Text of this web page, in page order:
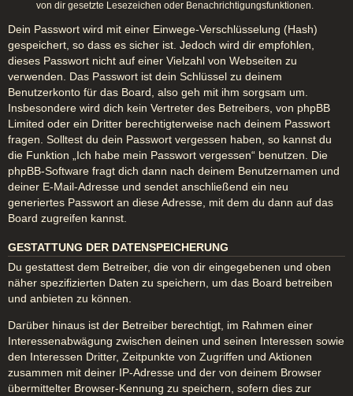
von dir gesetzte Lesezeichen oder Benachrichtigungsfunktionen.
Dein Passwort wird mit einer Einwege-Verschlüsselung (Hash)
gespeichert, so dass es sicher ist. Jedoch wird dir empfohlen,
dieses Passwort nicht auf einer Vielzahl von Webseiten zu
verwenden. Das Passwort ist dein Schlüssel zu deinem
Benutzerkonto für das Board, also geh mit ihm sorgsam um.
Insbesondere wird dich kein Vertreter des Betreibers, von phpBB
Limited oder ein Dritter berechtigterweise nach deinem Passwort
fragen. Solltest du dein Passwort vergessen haben, so kannst du
die Funktion „Ich habe mein Passwort vergessen“ benutzen. Die
phpBB-Software fragt dich dann nach deinem Benutzernamen und
deiner E-Mail-Adresse und sendet anschließend ein neu
generiertes Passwort an diese Adresse, mit dem du dann auf das
Board zugreifen kannst.
GESTATTUNG DER DATENSPEICHERUNG
Du gestattest dem Betreiber, die von dir eingegebenen und oben
näher spezifizierten Daten zu speichern, um das Board betreiben
und anbieten zu können.
Darüber hinaus ist der Betreiber berechtigt, im Rahmen einer
Interessenabwägung zwischen deinen und seinen Interessen sowie
den Interessen Dritter, Zeitpunkte von Zugriffen und Aktionen
zusammen mit deiner IP-Adresse und der von deinem Browser
übermittelter Browser-Kennung zu speichern, sofern dies zur